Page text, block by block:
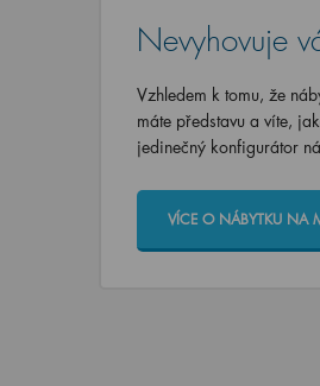
Nevyhovuje
Vzhledem k tomu, že
máte představu a víte,
jedinečný konfigurátor
VÍCE O NÁBYTKU NA